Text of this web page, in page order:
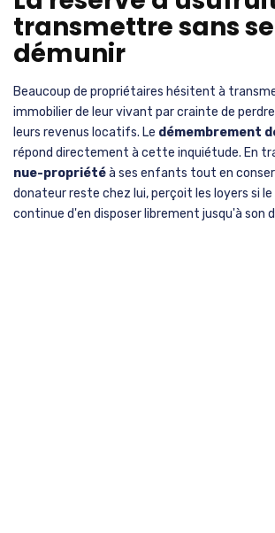
transmettre sans se
démunir
Beaucoup de propriétaires hésitent à
immobilier de leur vivant par crainte de
leurs revenus locatifs. Le démembrement
répond directement à cette inquiétude. En
nue-propriétéà ses enfants tout en
donateur reste chez lui, perçoit les loyers si
continue d'en disposer librement jusqu'à son